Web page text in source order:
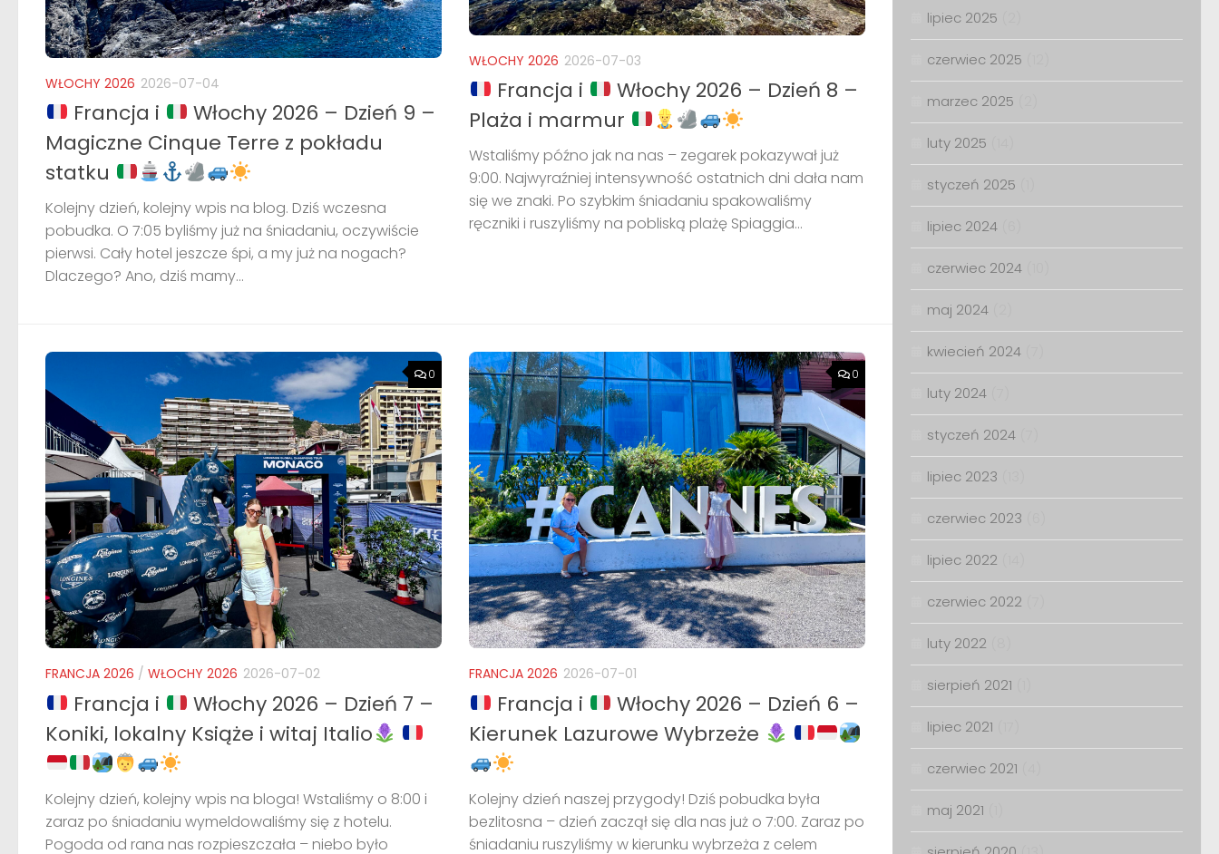
WŁOCHY 2026 2026-07-04
Francja i
Włochy 2026 – Dzień 9 –
Magiczne Cinque Terre z pokładu
statku
Kolejny dzień, kolejny wpis na blog. Dziś wczesna
pobudka. O 7:05 byliśmy już na śniadaniu, oczywiście
pierwsi. Cały hotel jeszcze śpi, a my już na nogach?
Dlaczego? Ano, dziś mamy...
WŁOCHY 2026 2026-07-03
Francja i
Włochy 2026 – Dzień 8 –
Plaża i marmur
Wstaliśmy późno jak na nas – zegarek pokazywał już
9:00. Najwyraźniej intensywność ostatnich dni dała nam
się we znaki. Po szybkim śniadaniu spakowaliśmy
ręczniki i ruszyliśmy na pobliską plażę Spiaggia...
0
FRANCJA 2026 / WŁOCHY 2026 2026-07-02
Francja i
Włochy 2026 – Dzień 7 –
Koniki, lokalny Książe i witaj Italio
Kolejny dzień, kolejny wpis na bloga! Wstaliśmy o 8:00 i
zaraz po śniadaniu wymeldowaliśmy się z hotelu.
Pogoda od rana nas rozpieszczała – niebo było
0
FRANCJA 2026 2026-07-01
Francja i
Włochy 2026 – Dzień 6 –
Kierunek Lazurowe Wybrzeże
Kolejny dzień naszej przygody! Dziś pobudka była
bezlitosna – dzień zaczął się dla nas już o 7:00. Zaraz po
śniadaniu ruszyliśmy w kierunku wybrzeża z celem
lipiec 2025
czerwiec 2025
marzec 2025
luty 2025
styczeń 2025
lipiec 2024
czerwiec 2024
maj 2024
kwiecień 2024
luty 2024
styczeń 2024
lipiec 2023
czerwiec 2023
lipiec 2022
czerwiec 2022
luty 2022
sierpień 2021
lipiec 2021
czerwiec 2021
maj 2021